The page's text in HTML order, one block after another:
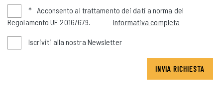
*
Acconsento al trattamento dei dati a norma del
Regolamento UE 2016/679.
Informativa completa
Iscriviti alla nostra Newsletter
INVIA RICHIESTA